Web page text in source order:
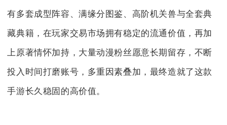
有多套成型阵容、满缘分图鉴、高阶机关兽与全套典
藏典籍，在玩家交易市场拥有稳定的流通价值，再加
上原著情怀加持，大量动漫粉丝愿意长期留存，不断
投入时间打磨账号，多重因素叠加，最终造就了这款
手游长久稳固的高价值。